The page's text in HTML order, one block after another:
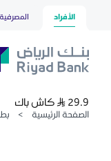
تخطي إلى المحتوى
الأفراد
الصفحة الرئيسية >
29.9 S..R كاش باك